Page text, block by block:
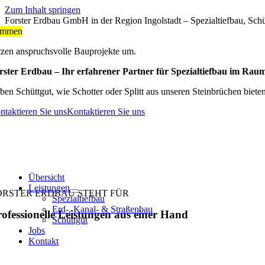
Zum Inhalt springen
Übersicht
Leistungen
Spezialtiefbau
Erd-, Kanal- & Straßenbau
Schüttgut
Jobs
Kontakt
Forster Erdbau GmbH in der Region Ingolstadt – Spezialtiefbau,
anspruchsvolle Bauprojekte um.
Erdbau – Ihr erfahrener Partner für Spezialtiefbau im
Schüttgut, wie Schotter oder Splitt aus unseren Steinbrüchen
Sie unsKontaktieren Sie uns
ERDBAU STEHT FÜR
Leistungen aus einer Hand